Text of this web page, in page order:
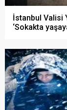
İstanbul Valisi
‘Sokakta